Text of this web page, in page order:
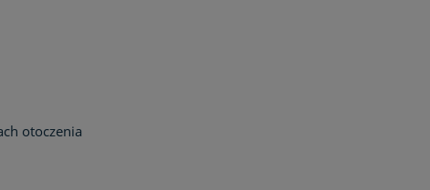
otoczenia